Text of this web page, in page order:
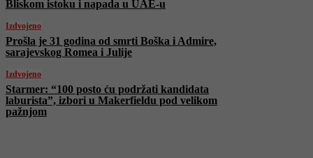
Bliskom istoku i napada u UAE-u
Izdvojeno
Prošla je 31 godina od smrti Boška i Admire,
sarajevskog Romea i Julije
Izdvojeno
Starmer: “100 posto ću podržati kandidata
laburista”, izbori u Makerfieldu pod velikom
pažnjom